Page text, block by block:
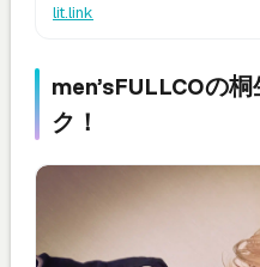
lit.link
men’sFULLCOの
ク！